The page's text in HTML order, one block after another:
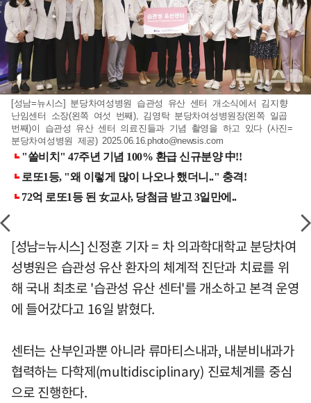
[성남=뉴시스] 분당차여성병원 습관성 유산 센터 개소식에서 김지향
난임센터 소장(왼쪽 여섯 번째), 김영탁 분당차여성병원장(왼쪽 일곱
번째)이 습관성 유산 센터 의료진들과 기념 촬영을 하고 있다 (사진=
분당차여성병원 제공)2025.06.16.photo@newsis.com
[성남=뉴시스] 신정훈 기자 = 차 의과학대학교 분당차여
성병원은 습관성 유산 환자의 체계적 진단과 치료를 위
해 국내 최초로 '습관성 유산 센터'를 개소하고 본격 운영
에 들어갔다고 16일 밝혔다.
센터는 산부인과뿐 아니라 류마티스내과, 내분비내과가
협력하는 다학제(multidisciplinary) 진료체계를 중심
으로 진행한다.